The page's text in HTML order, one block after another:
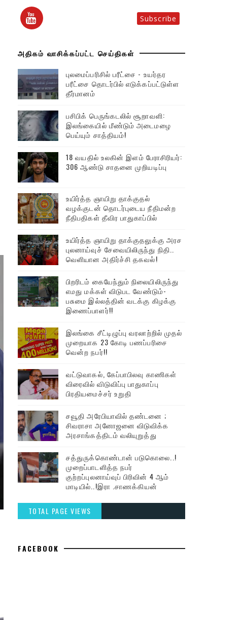
Subscribe
அதிகம் வாசிக்கப்பட்ட செய்திகள்
புலமைப்பரிசில் பரீட்சை - உயர்தர
பரீட்சை தொடர்பில் எடுக்கப்பட்டுள்ள
தீர்மானம்
பசிபிக் பெருங்கடலில் சூறாவளி:
இலங்கையில் மீண்டும் அடைமழை
பெய்யும் சாத்தியம்!
18 வயதில் உலகின் இளம் பேராசிரியர்:
306 ஆண்டு சாதனை முறியடிப்பு
உயிர்த்த ஞாயிறு தாக்குதல்
வழக்குடன் தொடர்புடைய நீதிமன்ற
நீதிபதிகள் தீவிர பாதுகாப்பில்
உயிர்த்த ஞாயிறு தாக்குதலுக்கு அரச
புலனாய்வுச் சேவையிலிருந்து நிதி..
வெளியான அதிர்ச்சி தகவல்!
பிறரிடம் கையேந்தும் நிலையிலிருந்து
எமது மக்கள் விடுபட வேண்டும்-
பசுமை இல்லத்தின் வடக்கு கிழக்கு
இணைப்பாளர்!!
இலங்கை சீட்டிழுப்பு வரலாற்றில் முதல்
முறையாக 23 கோடி பணப்பரிசை
வென்ற நபர்!!
வட்டுவாகல், கேப்பாபிலவு காணிகள்
விரைவில் விடுவிப்பு பாதுகாப்பு
பிரதியமைச்சர் உறுதி
சவூதி அரேபியாவில் தண்டனை ;
சிவராசா அனோஜனை விடுவிக்க
அரசாங்கத்திடம் வலியுறுத்து
சத்துருக்கொண்டான் படுகொலை..!
முறைப்பாடளித்த நபர்
குற்றப்புலனாய்வுப் பிரிவின் 4 ஆம்
மாடியில்..!இரா .சாணக்கியன்
TOTAL PAGE VIEWS
FACEBOOK